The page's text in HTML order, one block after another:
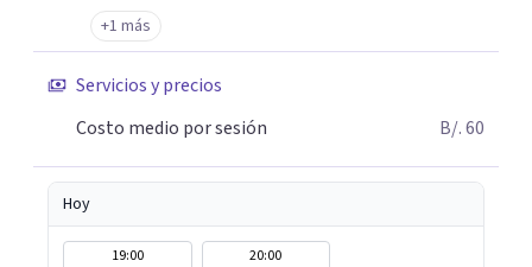
+1 más
Servicios y precios
Costo medio por sesión
B/. 60
Hoy
19:00 20:00